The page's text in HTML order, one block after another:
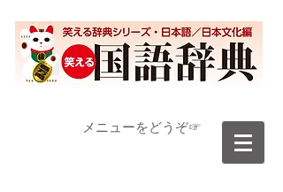
​メニューをどうぞ☞